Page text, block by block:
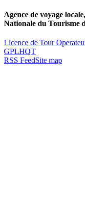
Agence de voyage
Nationale du Tourisme
Licence de Tour
GPLHQT
RSS FeedSite map